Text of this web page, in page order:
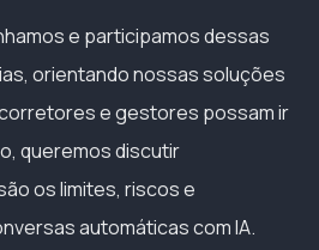
e participamos dessas
orientando nossas soluções
e gestores possam ir
queremos discutir
os limites, riscos e
automáticas com IA.